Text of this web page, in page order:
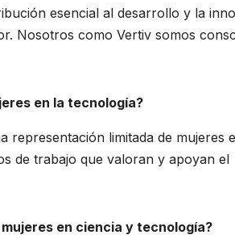
esencial al desarrollo y la
Nosotros como Vertiv somos
en la tecnología?
representación limitada de mujeres
de trabajo que valoran y apoyan el
en ciencia y tecnología?